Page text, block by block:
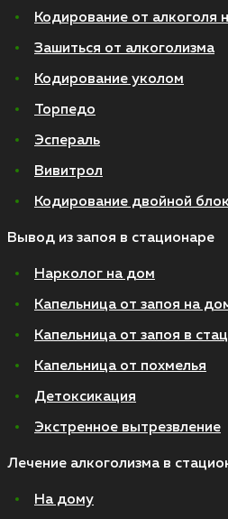
Кодирование от алкоголя
Зашиться от алкоголизма
Кодирование уколом
Торпедо
Эспераль
Вивитрол
Кодирование двойной
Вывод из запоя в стационаре
Нарколог на дом
Капельница от запоя на
Капельница от запоя в
Капельница от похмелья
Детоксикация
Экстренное вытрезвление
Лечение алкоголизма в
На дому